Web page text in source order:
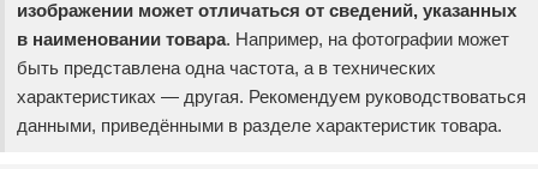
изображении может отличаться от сведений, указанных
в наименовании товара. Например, на фотографии может
быть представлена одна частота, а в технических
характеристиках — другая. Рекомендуем руководствоваться
данными, приведёнными в разделе характеристик товара.